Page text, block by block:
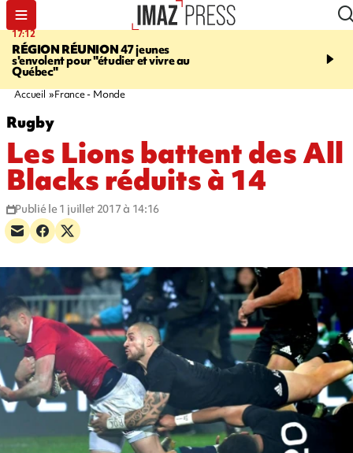
17:12
RÉGION RÉUNION47 jeunes
s'envolent pour "étudier et vivre au
Québec"
19:05
chute de 6 mètres lors
Accueil France - Monde
Rugby
Les Lions battent des All
Blacks réduits à 14
Publié le 1 juillet 2017 à 14:16